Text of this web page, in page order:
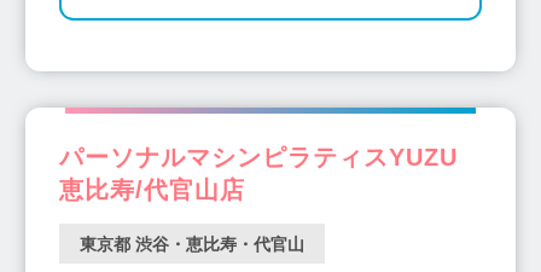
パーソナルマシンピラティスYUZU
恵比寿/代官山店
東京都 渋谷・恵比寿・代官山